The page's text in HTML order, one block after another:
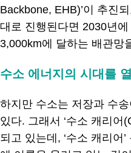
Backbone, EHB)’이 추진
대로 진행된다면 2030년
3,000km에 달하는 배관망
수소 에너지의 시대를
하지만 수소는 저장과 수
있다. 그래서 ‘수소 캐리어
되고 있는데, ‘수소 캐리어